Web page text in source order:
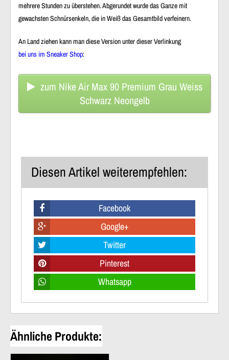
mehrere Stunden zu überstehen. Abgerundet wurde das Ganze mit
gewachsten Schnürsenkeln, die in Weiß das Gesamtbild verfeinern.
An Land ziehen kann man diese Version unter dieser Verlinkung
bei uns im Sneaker Shop:
zum Nike Air Max 90 Premium Grau Weiss
Schwarz Neongelb
Diesen Artikel weiterempfehlen:
Facebook
Google+
Twitter
Pinterest
Whatsapp
Ähnliche Produkte: